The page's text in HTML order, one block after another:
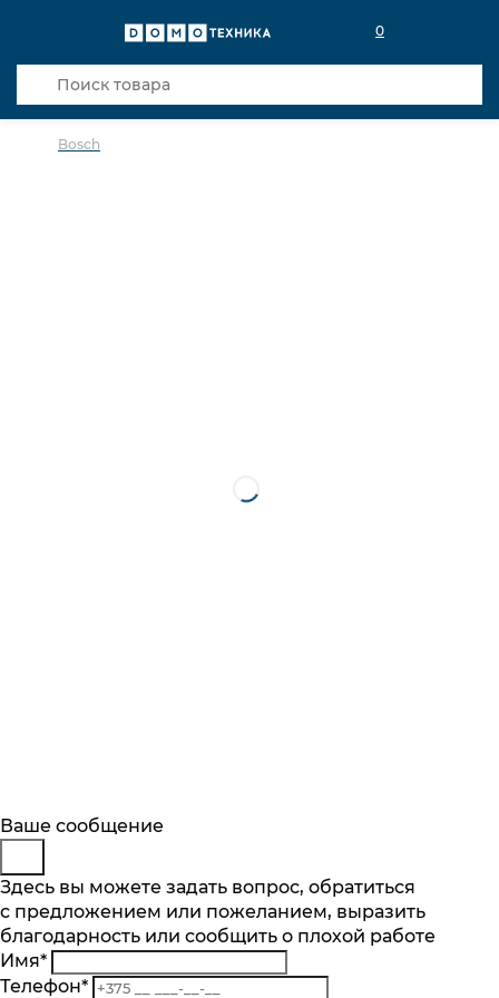
0
Bosch
Описание
Отзывы
Основные характеристики
Максимальная вместимость, компл
9
Кол-во программ, шт
Будьте в курсе
Подпишитесь на последние обновления
и узнавайте о новинках и специальных
предложениях первыми
Подписаться
Заказ обратного звонка
Представьтесь
Телефон*
Комментарий
Ваше сообщение
Здесь вы можете задать вопрос, обратиться
с предложением или пожеланием, выразить
благодарность или сообщить о плохой работе
Имя*
Телефон*